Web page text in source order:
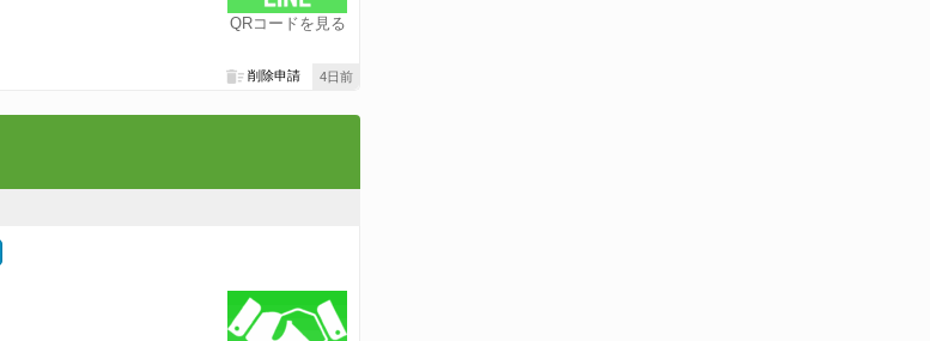
QRコードを見る
4日前
削除申請